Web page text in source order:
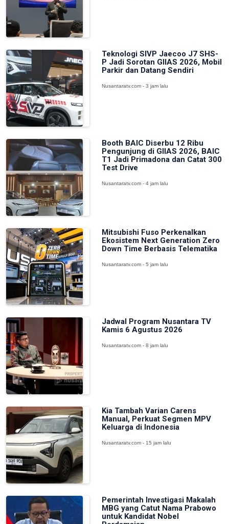
Teknologi SIVP Jaecoo J7 SHS-
P Jadi Sorotan GIIAS 2026, Mobil
Parkir dan Datang Sendiri
Nusantaratv.com - 3 jam lalu
Booth BAIC Diserbu 12 Ribu
Pengunjung di GIIAS 2026, BAIC
T1 Jadi Primadona dan Catat 300
Test Drive
Nusantaratv.com - 4 jam lalu
Mitsubishi Fuso Perkenalkan
Ekosistem Next Generation Zero
Down Time Berbasis Telematika
Nusantaratv.com - 5 jam lalu
Jadwal Program Nusantara TV
Kamis 6 Agustus 2026
Nusantaratv.com - 8 jam lalu
Kia Tambah Varian Carens
Manual, Perkuat Segmen MPV
Keluarga di Indonesia
Nusantaratv.com - 15 jam lalu
Pemerintah Investigasi Makalah
MBG yang Catut Nama Prabowo
untuk Kandidat Nobel